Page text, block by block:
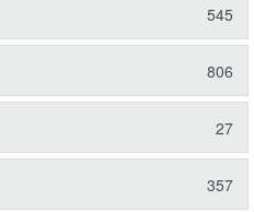
545
806
27
357